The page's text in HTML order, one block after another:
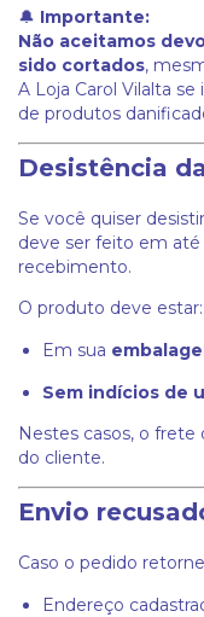
🔔 Importante:
Não aceitamos
sido cortados,
A Loja Carol Vilalta
de produtos
Desistência
Se você quiser
deve ser feito em até
recebimento.
O produto deve estar:
Em sua
Sem indícios de
Nestes casos, o frete
do cliente.
Envio
Caso o pedido
Endereço